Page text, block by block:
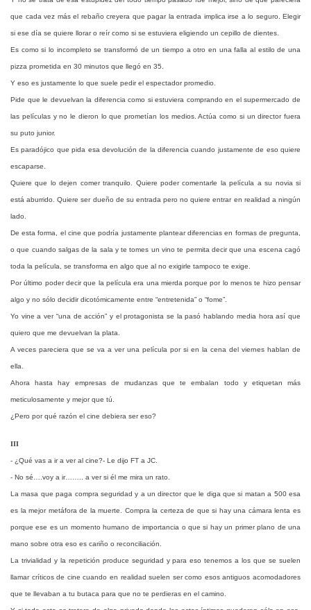
que cada vez más el rebaño creyera que pagar la entrada implica irse a lo seguro. Elegir
si ese día se quiere llorar o reír como si se estuviera eligiendo un cepillo de dientes.
Es como si lo incompleto se transformó de un tiempo a otro en una falla al estilo de una
pizza prometida en 30 minutos que llegó en 35.
Y eso es justamente lo que suele pedir el espectador promedio.
Pide que le devuelvan la diferencia como si estuviera comprando en el supermercado de
las películas y no le dieron lo que prometían los medios. Actúa como si un director fuera
su puto junior.
Es paradójico que pida esa devolución de la diferencia cuando justamente de eso quiere
escaparse.
Quiere que lo dejen comer tranquilo. Quiere poder comentarle la película a su novia si
está aburrido. Quiere ser dueño de su entrada pero no quiere entrar en realidad a ningún
lado.
De esta forma, el cine que podría justamente plantear diferencias en formas de pregunta,
o que cuando salgas de la sala y te tomes un vino te permita decir que una escena cagó
toda la película, se transforma en algo que al no exigirle tampoco te exige.
Por último poder decir que la película era una mierda porque por lo menos te hizo pensar
algo y no sólo decidir dicotómicamente entre “entretenida” o “fome”.
Yo vine a ver “una de acción” y el protagonista se la pasó hablando media hora así que
quiero que me devuelvan la plata.
A veces pareciera que se va a ver una película por si en la cena del viernes hablan de
ella.
Ahora hasta hay empresas de mudanzas que te embalan todo y etiquetan más
meticulosamente y mejor que tú.
¿Pero por qué razón el cine debiera ser eso?
III
- ¿Qué vas a ir a ver al cine?- Le dijo FT a JC
- No sé….voy a ir…….. a ver si él me mira un rato.
La masa que paga compra seguridad y a un director que le diga que si matan a 500 esa
es la mejor metáfora de la muerte. Compra la certeza de que si hay una cámara lenta es
porque ese es un momento humano de importancia o que si hay un primer plano de una
mano sobre otra eso es cariño o reconciliación.
La trivialidad y la repetición produce seguridad y para eso tenemos a los que se suelen
llamar críticos de cine cuando en realidad suelen ser como esos antiguos acomodadores
que te llevaban a tu butaca para que no te perdieras en el camino.